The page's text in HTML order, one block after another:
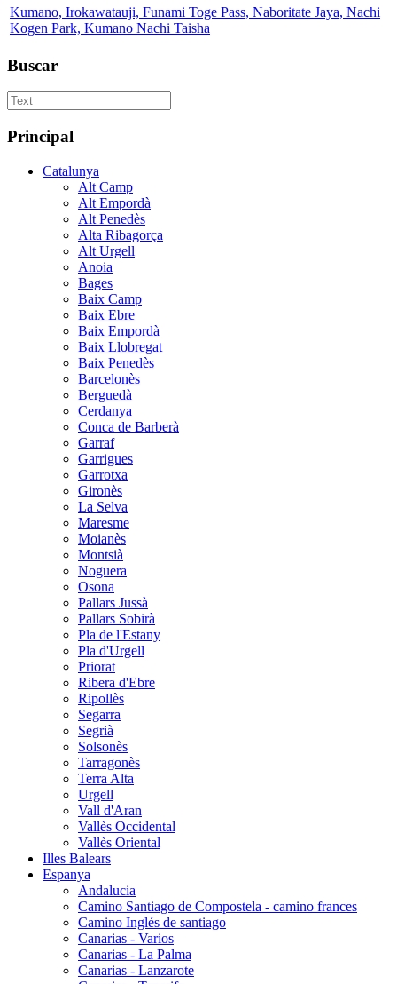
Kumano, Irokawatauji, Funami Toge Pass, Naboritate Jaya, Nachi
Kogen Park, Kumano Nachi Taisha
Buscar
Principal
Catalunya
Alt Camp
Alt Empordà
Alt Penedès
Alta Ribagorça
Alt Urgell
Anoia
Bages
Baix Camp
Baix Ebre
Baix Empordà
Baix Llobregat
Baix Penedès
Barcelonès
Berguedà
Cerdanya
Conca de Barberà
Garraf
Garrigues
Garrotxa
Gironès
La Selva
Maresme
Moianès
Montsià
Noguera
Osona
Pallars Jussà
Pallars Sobirà
Pla de l'Estany
Pla d'Urgell
Priorat
Ribera d'Ebre
Ripollès
Segarra
Segrià
Solsonès
Tarragonès
Terra Alta
Urgell
Vall d'Aran
Vallès Occidental
Vallès Oriental
Illes Balears
Espanya
Andalucia
Camino Santiago de Compostela - camino frances
Camino Inglés de santiago
Canarias - Varios
Canarias - La Palma
Canarias - Lanzarote